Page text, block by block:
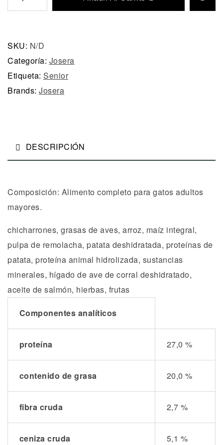
SKU: N/D
Categoría: Josera
Etiqueta: Senior
Brands: Josera
DESCRIPCIÓN
Composición: Alimento completo para gatos adultos
mayores.
chicharrones, grasas de aves, arroz, maíz integral,
pulpa de remolacha, patata deshidratada, proteínas de
patata, proteína animal hidrolizada, sustancias
minerales, hígado de ave de corral deshidratado,
aceite de salmón, hierbas, frutas
Componentes analíticos
proteína 27,0 %
contenido de grasa 20,0 %
fibra cruda 2,7 %
ceniza cruda 5,1 %